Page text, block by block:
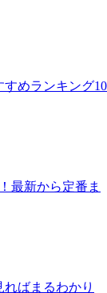
すめランキング10
最新から定番ま
ればまるわかり